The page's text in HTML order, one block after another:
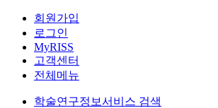
회원가입
로그인
MyRISS
고객센터
전체메뉴
학술연구정보서비스 검색